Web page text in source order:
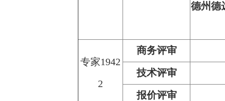
德州德
专家1942
2
商务评审
技术评审
报价评审